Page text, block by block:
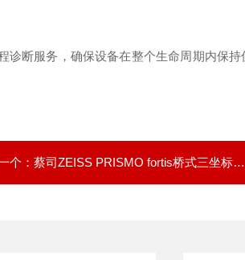
诊断服务，确保设备在整个生命周期内保持
个： 蔡司ZEISS PRISMO fortis桥式三坐标测量机